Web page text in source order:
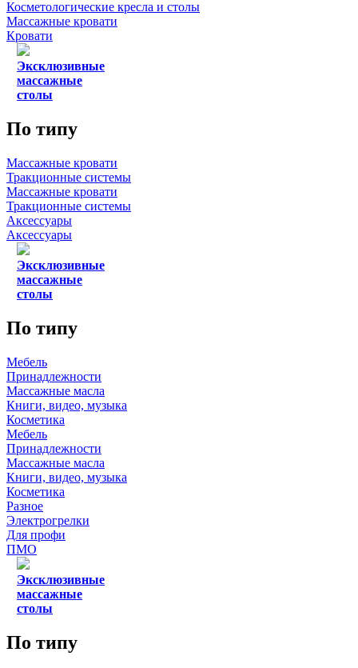
Косметологические кресла и столы
Массажные кровати
Кровати
Эксклюзивные
массажные
столы
По типу
Массажные кровати
Тракционные системы
Массажные кровати
Тракционные системы
Аксессуары
Аксессуары
Эксклюзивные
массажные
столы
По типу
Мебель
Принадлежности
Массажные масла
Книги, видео, музыка
Косметика
Мебель
Принадлежности
Массажные масла
Книги, видео, музыка
Косметика
Разное
Электрогрелки
Для профи
ПМО
Эксклюзивные
массажные
столы
По типу